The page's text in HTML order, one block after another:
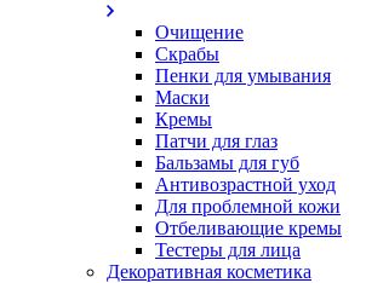
Очищение
Скрабы
Пенки для умывания
Маски
Кремы
Патчи для глаз
Бальзамы для губ
Антивозрастной уход
Для проблемной кожи
Oтбеливающие кремы
Тестеры для лица
Декоративная косметика